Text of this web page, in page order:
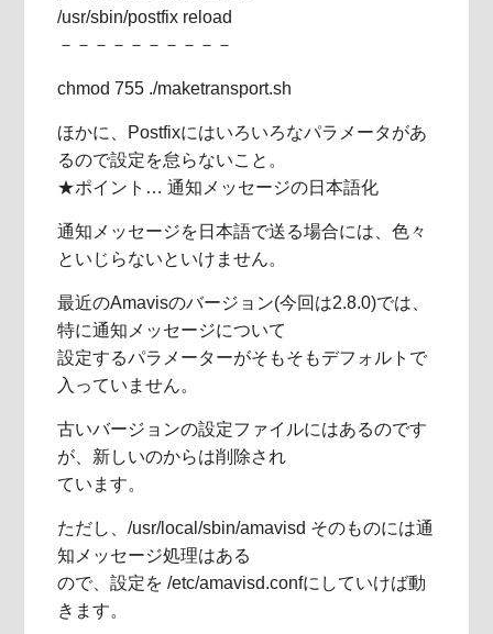
/usr/sbin/postfix reload
－－－－－－－－－－
chmod 755 ./maketransport.sh
ほかに、Postfixにはいろいろなパラメータがあ
るので設定を怠らないこと。
★ポイント… 通知メッセージの日本語化
通知メッセージを日本語で送る場合には、色々
といじらないといけません。
最近のAmavisのバージョン(今回は2.8.0)では、
特に通知メッセージについて
設定するパラメーターがそもそもデフォルトで
入っていません。
古いバージョンの設定ファイルにはあるのです
が、新しいのからは削除され
ています。
ただし、/usr/local/sbin/amavisd そのものには通
知メッセージ処理はある
ので、設定を /etc/amavisd.confにしていけば動
きます。